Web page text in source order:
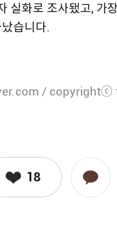
실화로 조사됐고, 가
습니다.
/ copyrightⓒ
18